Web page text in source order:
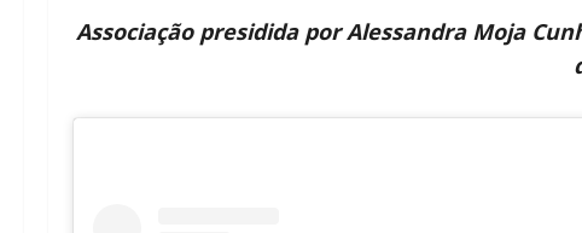
Associação presidida por Alessandra Moja